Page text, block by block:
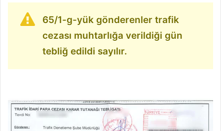
65/1-g-yük gönderenler trafik
cezası muhtarlığa verildiği gün
tebliğ edildi sayılır.